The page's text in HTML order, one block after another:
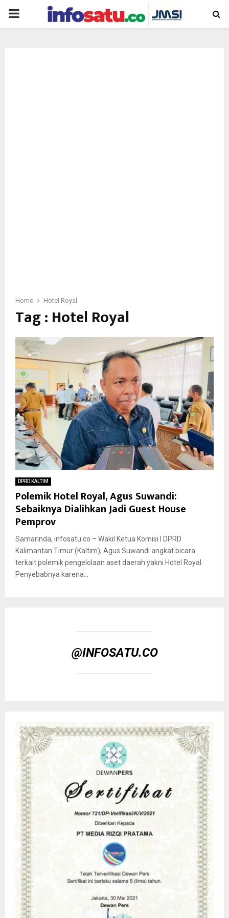
PRIMARY
Home Hotel Royal
Tag : Hotel Royal
DPRD KALTIM
Polemik Hotel Royal, Agus Suwandi:
Sebaiknya Dialihkan Jadi Guest House
Pemprov
Samarinda, infosatu.co – Wakil Ketua Komisi I DPRD
Kalimantan Timur (Kaltim), Agus Suwandi angkat bicara
terkait polemik pengelolaan aset daerah yakni Hotel Royal.
Penyebabnya karena...
@INFOSATU.CO